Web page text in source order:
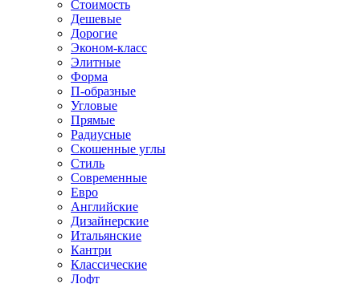
Стоимость
Дешевые
Дорогие
Эконом-класс
Элитные
Форма
П-образные
Угловые
Прямые
Радиусные
Скошенные углы
Стиль
Современные
Евро
Английские
Дизайнерские
Итальянские
Кантри
Классические
Лофт